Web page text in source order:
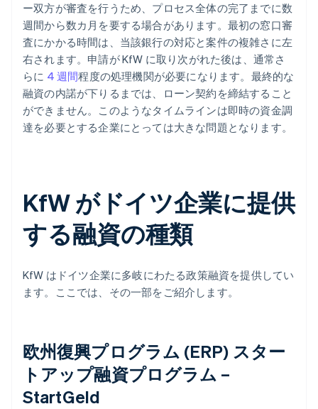
ー双方が審査を行うため、プロセス全体の完了までに数
週間から数カ月を要する場合があります。最初の窓口審
査にかかる時間は、当該銀行の対応と案件の複雑さに左
右されます。申請が KfW に取り次がれた後は、通常さ
らに 4 週間程度の処理機関が必要になります。最終的な
融資の内諾が下りるまでは、ローン契約を締結すること
ができません。このようなタイムラインは即時の資金調
達を必要とする企業にとっては大きな問題となります。
KfW がドイツ企業に提供
する融資の種類
KfW はドイツ企業に多岐にわたる政策融資を提供してい
ます。ここでは、その一部をご紹介します。
欧州復興プログラム (ERP) スター
トアップ融資プログラム –
StartGeld